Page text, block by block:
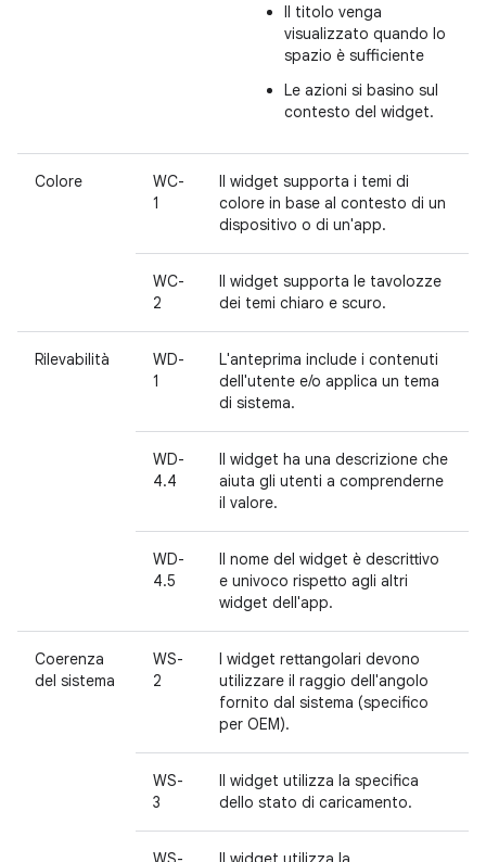
Il titolo venga
visualizzato quando lo
spazio è sufficiente
Le azioni si basino sul
contesto del widget.
Colore
WC-
1
Il widget supporta i temi di
colore in base al contesto di un
dispositivo o di un'app.
WC-
2
Il widget supporta le tavolozze
dei temi chiaro e scuro.
Rilevabilità
WD-
1
L'anteprima include i contenuti
dell'utente e/o applica un tema
di sistema.
WD-
4.4
Il widget ha una descrizione che
aiuta gli utenti a comprenderne
il valore.
WD-
4.5
Il nome del widget è descrittivo
e univoco rispetto agli altri
widget dell'app.
Coerenza
del sistema
WS-
2
I widget rettangolari devono
utilizzare il raggio dell'angolo
fornito dal sistema (specifico
per OEM).
WS-
3
Il widget utilizza la specifica
dello stato di caricamento.